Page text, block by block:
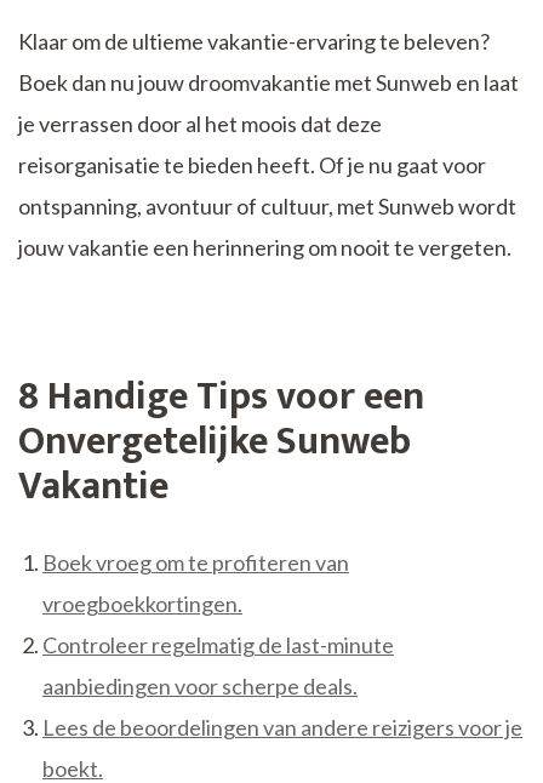
Klaar om de ultieme vakantie-ervaring te beleven?
Boek dan nu jouw droomvakantie met Sunweb en laat
je verrassen door al het moois dat deze
reisorganisatie te bieden heeft. Of je nu gaat voor
ontspanning, avontuur of cultuur, met Sunweb wordt
jouw vakantie een herinnering om nooit te vergeten.
8 Handige Tips voor een
Onvergetelijke Sunweb
Vakantie
Boek vroeg om te profiteren van
vroegboekkortingen.
Controleer regelmatig de last-minute
aanbiedingen voor scherpe deals.
Lees de beoordelingen van andere reizigers voor je
boekt.